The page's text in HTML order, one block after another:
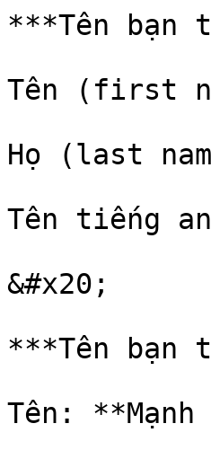
***Tên bạn
Tên (first
Họ (last
Tên tiếng
&#x20;
***Tên
Tên: **Mạnh